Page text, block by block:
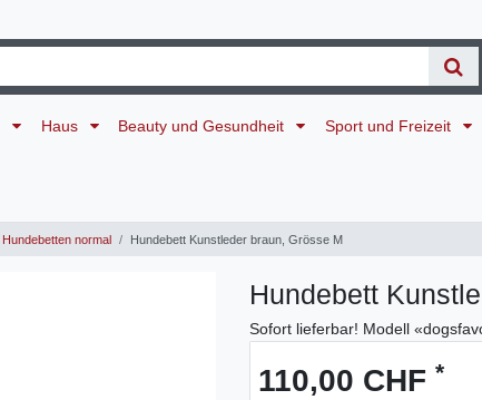
Haus Beauty und Gesundheit Sport und Freizeit
Hundebetten normal Hundebett Kunstleder braun, Grösse M
Hundebett
Sofort lieferbar! Modell
110,00 CHF *